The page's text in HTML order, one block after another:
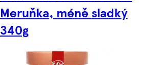
Meruňka, méně sladký
340g